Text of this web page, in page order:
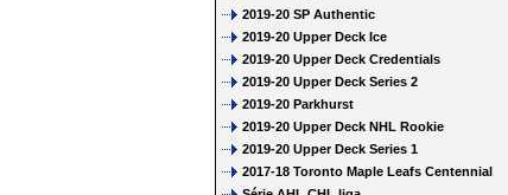
2019-20 SP Authentic
2019-20 Upper Deck Ice
2019-20 Upper Deck Credentials
2019-20 Upper Deck Series 2
2019-20 Parkhurst
2019-20 Upper Deck NHL Rookie
2019-20 Upper Deck Series 1
2017-18 Toronto Maple Leafs Centennial